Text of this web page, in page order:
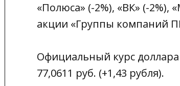
«Полюса» (-2%), «ВК» (-2%),
акции «Группы компаний
Официальный курс
77,0611 руб. (+1,43 рубля).